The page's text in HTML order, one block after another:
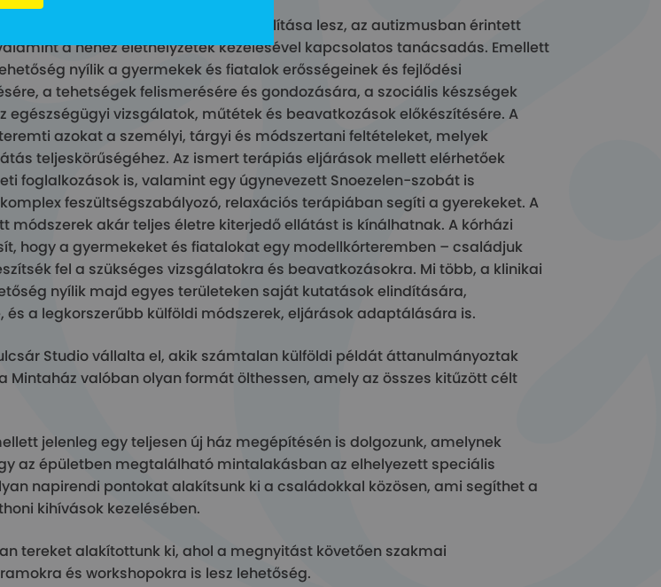
a minél korábbi diagnózis felállítása lesz, az autizmusban érintett
a nehéz élethelyzetek kezelésével kapcsolatos tanácsadás. Emellett
nyílik a gyermekek és fiatalok erősségeinek és fejlődési
a tehetségek felismerésére és gondozására, a szociális készségek
egészségügyi vizsgálatok, műtétek és beavatkozások előkészítésére. A
azokat a személyi, tárgyi és módszertani feltételeket, melyek
teljeskörűségéhez. Az ismert terápiás eljárások mellett elérhetőek
foglalkozások is, valamint egy úgynevezett Snoezelen-szobát is
feszültségszabályozó, relaxációs terápiában segíti a gyerekeket. A
módszerek akár teljes életre kiterjedő ellátást is kínálhatnak. A kórházi
hogy a gyermekeket és fiatalokat egy modellkórteremben – családjuk
fel a szükséges vizsgálatokra és beavatkozásokra. Mi több, a klinikai
nyílik majd egyes területeken saját kutatások elindítására,
és a legkorszerűbb külföldi módszerek, eljárások adaptálására is.
Studio vállalta el, akik számtalan külföldi példát áttanulmányoztak
Mintaház valóban olyan formát ölthessen, amely az összes kitűzött célt
jelenleg egy teljesen új ház megépítésén is dolgozunk, amelynek
az épületben megtalálható mintalakásban az elhelyezett speciális
napirendi pontokat alakítsunk ki a családokkal közösen, ami segíthet a
kihívások kezelésében.
tereket alakítottunk ki, ahol a megnyitást követően szakmai
és workshopokra is lesz lehetőség.